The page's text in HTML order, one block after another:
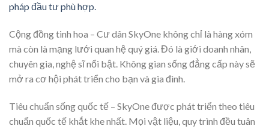
pháp đầu tư phù hợp.
Cộng đồng tinh hoa – Cư dân SkyOne không chỉ là hàng xóm
mà còn là mạng lưới quan hệ quý giá. Đó là giới doanh nhân,
chuyên gia, nghệ sĩ nổi bật. Không gian sống đẳng cấp này sẽ
mở ra cơ hội phát triển cho bạn và gia đình.
Tiêu chuẩn sống quốc tế – SkyOne được phát triển theo tiêu
chuẩn quốc tế khắt khe nhất. Mọi vật liệu, quy trình đều tuân